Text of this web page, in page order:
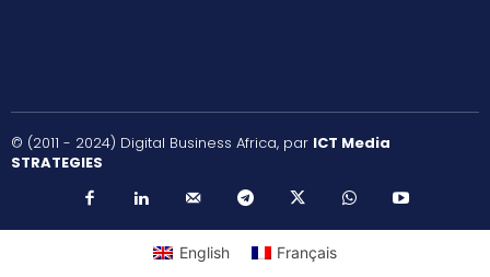
© (2011 - 2024) Digital Business Africa, par ICT Media
STRATEGIES
English Français